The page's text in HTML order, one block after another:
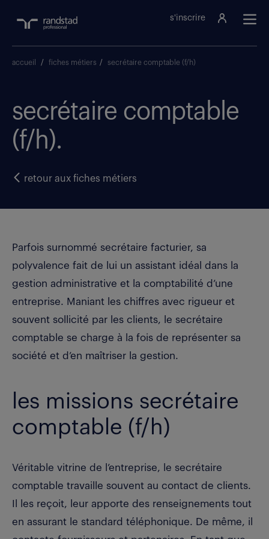
s'inscrire
accueil / fiches métiers / secrétaire comptable (f/h)
secrétaire comptable
(f/h).
retour aux fiches métiers
Parfois surnommé secrétaire facturier, sa
polyvalence fait de lui un assistant idéal dans la
gestion administrative et la comptabilité d’une
entreprise. Maniant les chiffres avec rigueur et
souvent sollicité par les clients, le secrétaire
comptable se charge à la fois de représenter sa
société et d’en maîtriser la gestion.
les missions secrétaire
comptable (f/h)
Véritable vitrine de l’entreprise, le secrétaire
comptable travaille souvent au contact de clients.
Il les reçoit, leur apporte des renseignements tout
en assurant le standard téléphonique. De même, il